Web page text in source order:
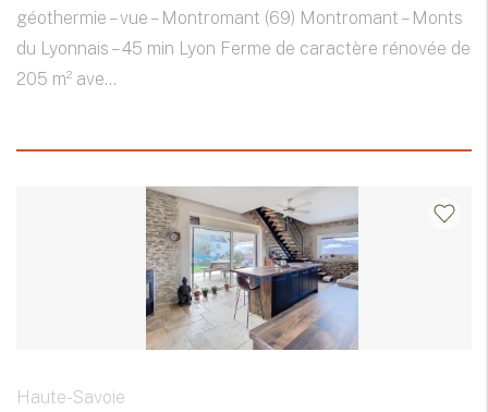
géothermie – vue – Montromant (69) Montromant – Monts
du Lyonnais – 45 min Lyon Ferme de caractère rénovée de
205 m² ave...
Haute-Savoie